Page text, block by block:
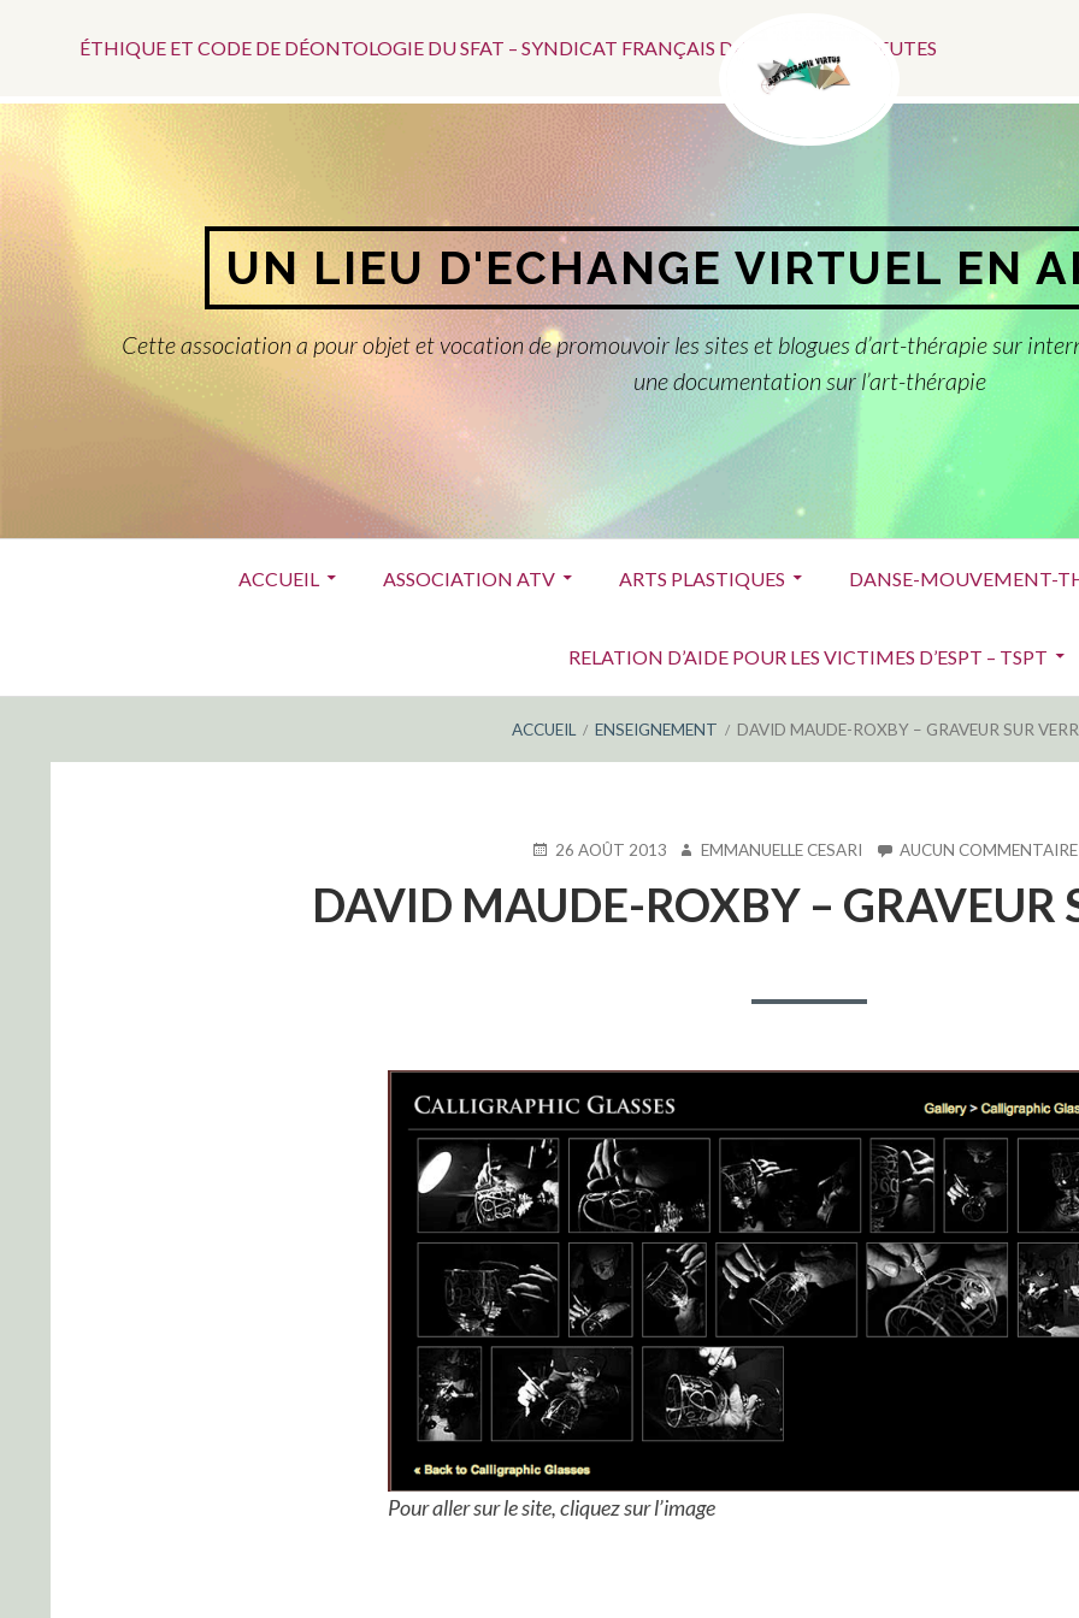
Top
ÉTHIQUE ET CODE DE DÉONTOLOGIE DU SFAT – SYNDICAT FRANÇAIS DES ART-THÉRAPEUTES
Social
UN LIEU D'ECHANGE VIRTUEL EN
Cette association a pour objet et vocation de promouvoir les sites et blogues d’art-thérapie sur
une documentation sur l’art-thérapie
ACCUEIL ASSOCIATION ATV ARTS PLASTIQUES DANSE-MOUVEMENT-
RELATION D’AIDE POUR LES VICTIMES D’ESPT – TSPT
ACCUEIL ENSEIGNEMENT DAVID MAUDE-ROXBY – GRAVEUR SUR
PUBLIÉ26 AOÛT 2013 AUTEUR
EMMANUELLE CESARI AUCUN COMMENTAIRE
DAVID MAUDE-ROXBY – GRAVEUR
Pour aller sur le site, cliquez sur l’image